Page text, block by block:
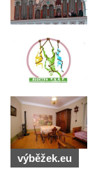
výběžek.eu